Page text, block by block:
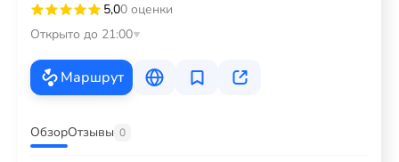
5,00 оценки
Открыто до 21:00
Маршрут
ОбзорОтзывы 0